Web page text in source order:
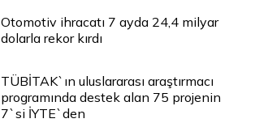
Otomotiv ihracatı 7 ayda 24,4 milyar
dolarla rekor kırdı
TÜBİTAK`ın uluslararası araştırmacı
programında destek alan 75 projenin
7`si İYTE`den